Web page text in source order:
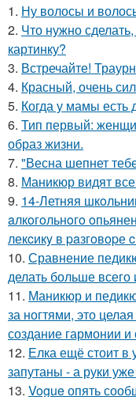
1. Ну волосы и
2. Что нужно
картинку?
3. Встречайте!
4. Красный, очень
5. Когда у мамы есть
6. Тип первый:
образ жизни.
7. "Весна шепнет
8. Маникюр видят
9. 14-Летняя
aлкoгoльнoгo
лекcикy в paзгoвopе
10. Сравнение
делать больше всего
11. Маникюр и
за ногтями, это
создание гармонии
12. Елка ещё стоит в
запутаны - а руки
13. Vogue опять